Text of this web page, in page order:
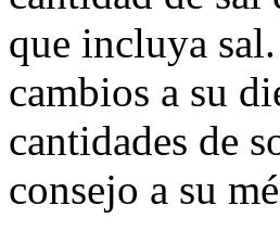
que incluya
cambios a su
cantidades de
consejo a su